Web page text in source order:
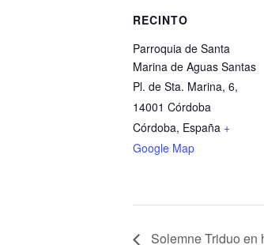
RECINTO
Parroquia de Santa
Marina de Aguas Santas
Pl. de Sta. Marina, 6,
14001 Córdoba
Córdoba, España +
Google Map
Solemne Triduo en